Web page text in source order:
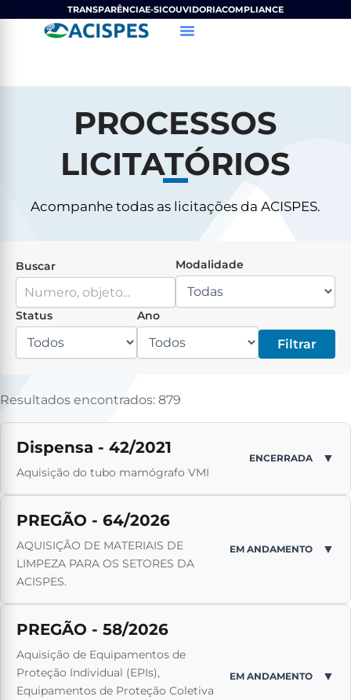
TRANSPARÊNCIAE-SICOUVIDORIACOMPLIANCE
PROCESSOS
LICITATÓRIOS
Acompanhe todas as licitações da ACISPES.
Buscar Modalidade
Status Ano
Filtrar
Resultados encontrados: 879
Dispensa - 42/2021
Aquisição do tubo mamógrafo VMI
ENCERRADA ▼
PREGÃO - 64/2026
AQUISIÇÃO DE MATERIAIS DE
LIMPEZA PARA OS SETORES DA
ACISPES.
EM ANDAMENTO ▼
PREGÃO - 58/2026
Aquisição de Equipamentos de
Proteção Individual (EPIs),
Equipamentos de Proteção Coletiva
EM ANDAMENTO ▼